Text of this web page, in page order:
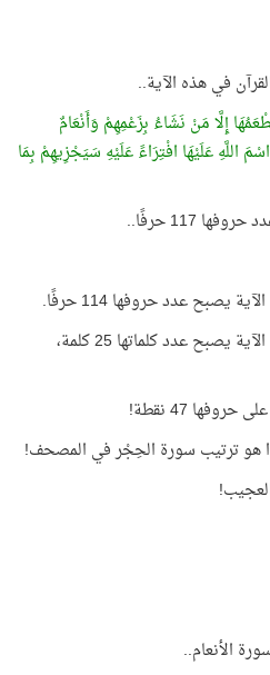
في هذه الآية..
إِلَّا مَنْ نَشَاءُ بِزَعْمِهِمْ وَأَنْعَامٌ
اللَّهِ عَلَيْهَا افْتِرَاءً عَلَيْهِ سَيَجْزِيهِمْ بِمَا
عدد حروفها 114 حرفًا.
إذا استبعدت لفظ (حِجْر) من هذه الآية يصبح عدد كلماتها 25 كلمة،
47 نقطة!
الأنعام..